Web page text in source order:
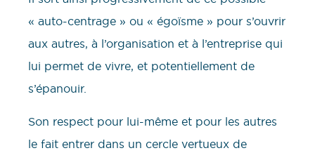
« auto-centrage » ou « égoïsme » pour s’ouvrir
aux autres, à l’organisation et à l’entreprise qui
lui permet de vivre, et potentiellement de
s’épanouir.
Son respect pour lui-même et pour les autres
le fait entrer dans un cercle vertueux de